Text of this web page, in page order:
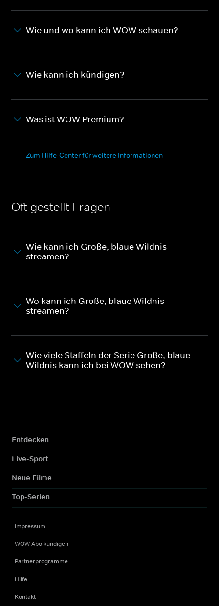
Wie und wo kann ich WOW schauen?
Wie kann ich kündigen?
Was ist WOW Premium?
Zum Hilfe-Center für weitere Informationen
Oft gestellt Fragen
Wie kann ich Große, blaue Wildnis
streamen?
Wo kann ich Große, blaue Wildnis
streamen?
Wie viele Staffeln der Serie Große, blaue
Wildnis kann ich bei WOW sehen?
Entdecken
Live-Sport
Neue Filme
Top-Serien
Impressum
WOW Abo kündigen
Partnerprogramme
Hilfe
Kontakt